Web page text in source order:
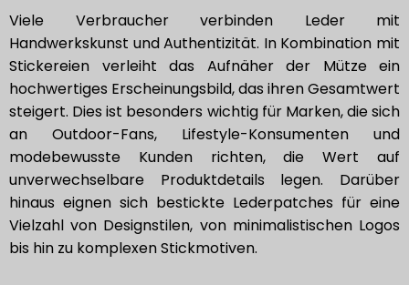
Viele Verbraucher verbinden Leder mit
Handwerkskunst und Authentizität. In Kombination mit
Stickereien verleiht das Aufnäher der Mütze ein
hochwertiges Erscheinungsbild, das ihren Gesamtwert
steigert. Dies ist besonders wichtig für Marken, die sich
an Outdoor-Fans, Lifestyle-Konsumenten und
modebewusste Kunden richten, die Wert auf
unverwechselbare Produktdetails legen. Darüber
hinaus eignen sich bestickte Lederpatches für eine
Vielzahl von Designstilen, von minimalistischen Logos
bis hin zu komplexen Stickmotiven.